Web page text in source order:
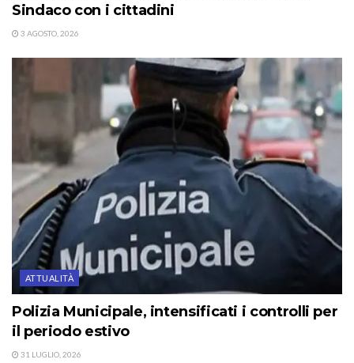
Sindaco con i cittadini
3 AGOSTO, 2026
ATTUALITÀ
Polizia Municipale, intensificati i controlli per
il periodo estivo
31 LUGLIO, 2026